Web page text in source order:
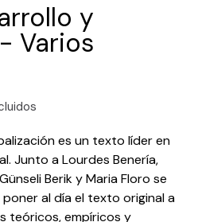
y
Varios
es un texto líder en
Junto a Lourdes Benería,
Berik y Maria Floro se
al día el texto original a
teóricos, empíricos y